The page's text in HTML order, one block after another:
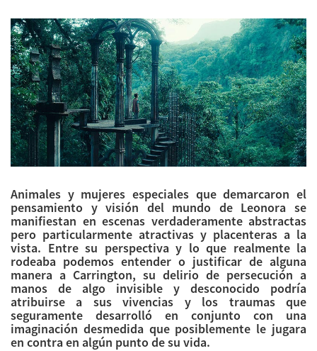
Animales y mujeres especiales que demarcaron el
pensamiento y visión del mundo de Leonora se
manifiestan en escenas verdaderamente abstractas
pero particularmente atractivas y placenteras a la
vista. Entre su perspectiva y lo que realmente la
rodeaba podemos entender o justificar de alguna
manera a Carrington, su delirio de persecución a
manos de algo invisible y desconocido podría
atribuirse a sus vivencias y los traumas que
seguramente desarrolló en conjunto con una
imaginación desmedida que posiblemente le jugara
en contra en algún punto de su vida.